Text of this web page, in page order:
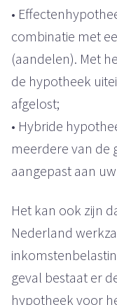
•
combinatie met
(aandelen). Met
de hypotheek
afgelost;
• Hybride
meerdere van de
aangepast aan
Het kan ook zijn
Nederland
geval bestaat er
hypotheek voor